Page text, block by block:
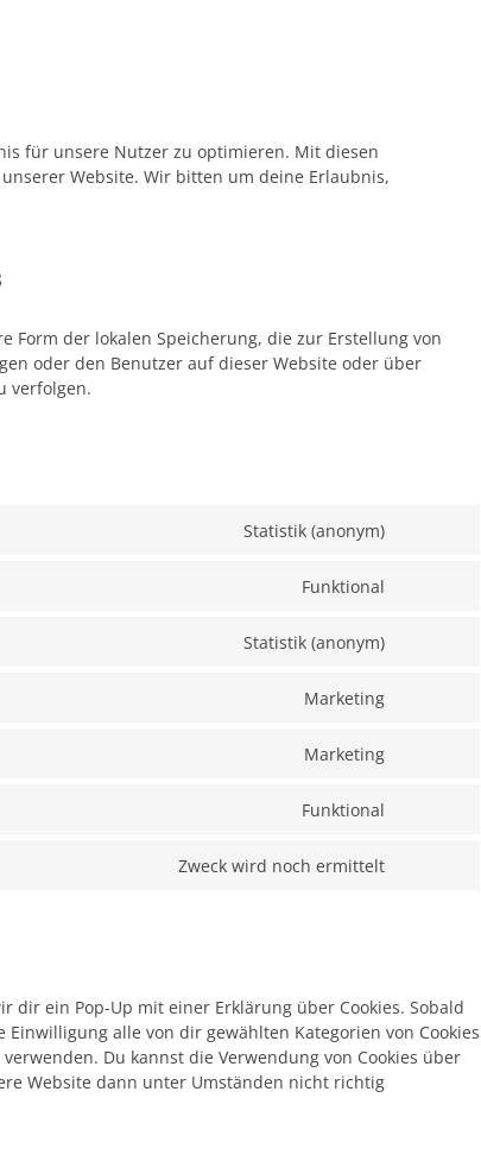
für unsere Nutzer zu optimieren. Mit diesen
Website. Wir bitten um deine Erlaubnis,
Form der lokalen Speicherung, die zur Erstellung von
oder den Benutzer auf dieser Website oder über
verfolgen.
Statistik (anonym)
Funktional
Statistik (anonym)
Marketing
Marketing
Funktional
Zweck wird noch ermittelt
dir ein Pop-Up mit einer Erklärung über Cookies. Sobald
alle von dir gewählten Kategorien von Cookies
Du kannst die Verwendung von Cookies über
Website dann unter Umständen nicht richtig